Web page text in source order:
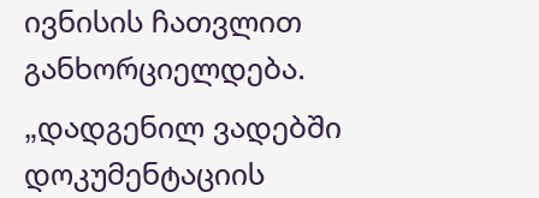
ივნისის ჩათვლით
განხორციელდება.
„დადგენილ ვადებში
დოკუმენტაციის